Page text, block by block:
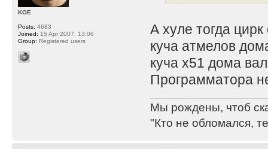
А хуле тогда
куча атмелов
куча x51 дома
Программатора
Мы рождены, чтоб
"Кто не обломался,
KOE
Posts: 4683
Joined: 15 Apr 2007, 13:06
Group: Registered users